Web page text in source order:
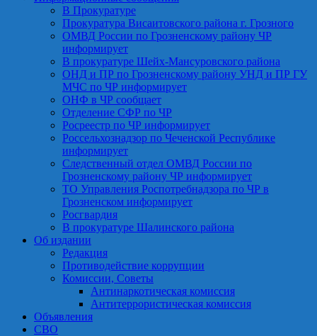
В Прокуратуре
Прокуратура Висаитовского района г. Грозного
ОМВД России по Грозненскому району ЧР
информирует
В прокуратуре Шейх-Мансуровского района
ОНД и ПР по Грозненскому району УНД и ПР ГУ
МЧС по ЧР информирует
ОНФ в ЧР сообщает
Отделение СФР по ЧР
Росреестр по ЧР информирует
Россельхознадзор по Чеченской Республике
информирует
Следственный отдел ОМВД России по
Грозненскому району ЧР информирует
ТО Управления Роспотребнадзора по ЧР в
Грозненском информирует
Росгвардия
В прокуратуре Шалинского района
Об издании
Редакция
Противодействие коррупции
Комиссии, Советы
Антинаркотическая комиссия
Антитеррористическая комиссия
Объявления
СВО